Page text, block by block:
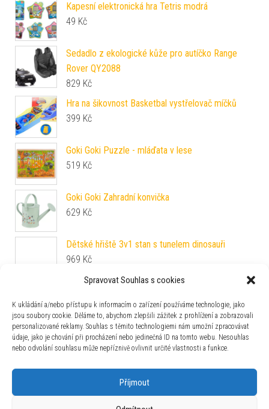
Spravovat Souhlas s cookies
K ukládání a/nebo přístupu k informacím o zařízení používáme technologie, jako
jsou soubory cookie. Děláme to, abychom zlepšili zážitek z prohlížení a zobrazovali
personalizované reklamy. Souhlas s těmito technologiemi nám umožní zpracovávat
údaje, jako je chování při procházení nebo jedinečná ID na tomto webu. Nesouhlas
nebo odvolání souhlasu může nepříznivě ovlivnit určité vlastnosti a funkce.
Příjmout
Kapesní elektronická hra Tetris modrá
49 Kč
Sedadlo z ekologické kůže pro autíčko Range
Rover QY2088
829 Kč
Hra na šikovnost Basketbal vystřelovač míčků
399 Kč
Goki Goki Puzzle - mláďata v lese
519 Kč
Goki Goki Zahradní konvička
629 Kč
Dětské hřiště 3v1 stan s tunelem dinosauři
969 Kč
Rozměr: 70 x 140 cm
6 190Kč